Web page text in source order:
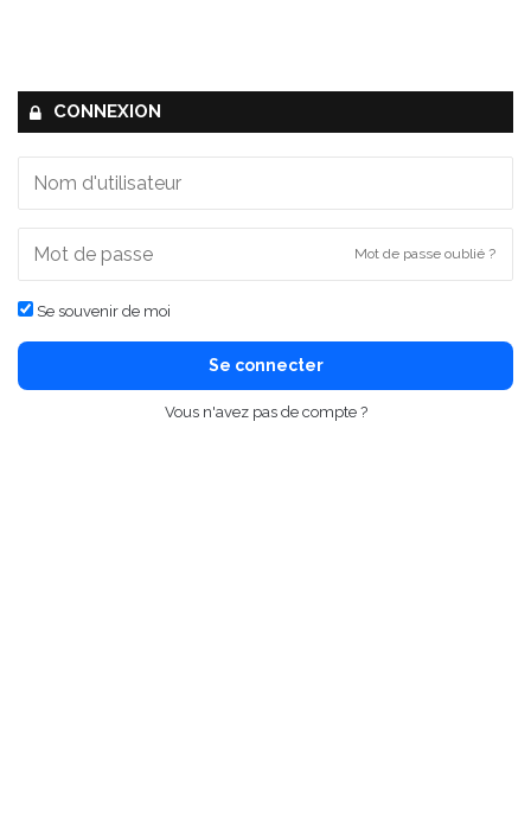
CONNEXION
Mot de passe oublié ?
Se souvenir de moi
Se connecter
Vous n'avez pas de compte ?